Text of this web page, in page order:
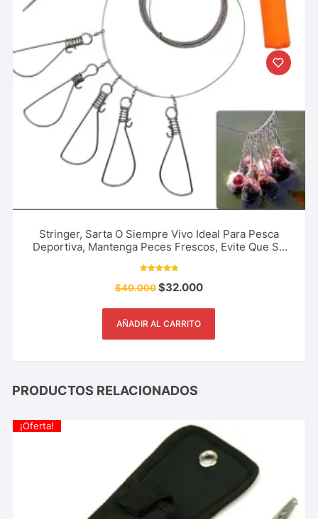
Stringer, Sarta O Siempre Vivo Ideal Para Pesca
Deportiva, Mantenga Peces Frescos, Evite Que Se
5.00
de 5
$40.000$32.000
AÑADIR AL CARRITO
PRODUCTOS RELACIONADOS
¡Oferta!